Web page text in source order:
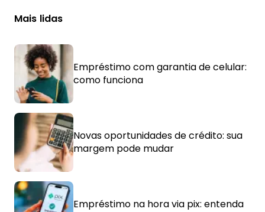
Mais lidas
Empréstimo com garantia de celular:
como funciona
Novas oportunidades de crédito: sua
margem pode mudar
Empréstimo na hora via pix: entenda